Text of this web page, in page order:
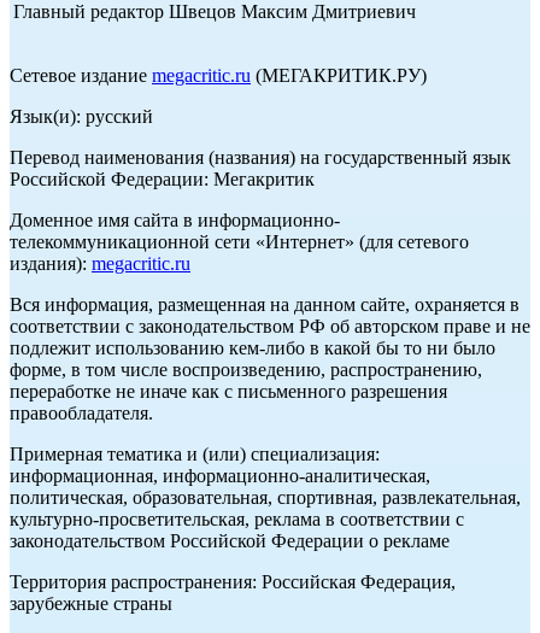
Главный редактор Швецов Максим Дмитриевич
Сетевое издание megacritic.ru (МЕГАКРИТИК.РУ)
Язык(и): русский
Перевод наименования (названия) на государственный язык
Российской Федерации: Мегакритик
Доменное имя сайта в информационно-
телекоммуникационной сети «Интернет» (для сетевого
издания): megacritic.ru
Вся информация, размещенная на данном сайте, охраняется в
соответствии с законодательством РФ об авторском праве и не
подлежит использованию кем-либо в какой бы то ни было
форме, в том числе воспроизведению, распространению,
переработке не иначе как с письменного разрешения
правообладателя.
Примерная тематика и (или) специализация:
информационная, информационно-аналитическая,
политическая, образовательная, спортивная, развлекательная,
культурно-просветительская, реклама в соответствии с
законодательством Российской Федерации о рекламе
Территория распространения: Российская Федерация,
зарубежные страны